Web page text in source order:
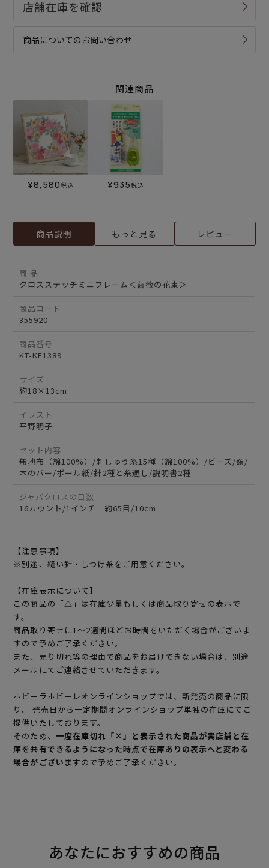
商品についてのお問い合わせ
関連商品
¥8,580税込 ¥935税込
商品説明 もっと見る レビュー
商 品
クロスステッチミニフレーム＜薔薇の花束＞
商品コード
355920
商品番号
KT-KF1389
サイズ
約18×13cm
イラスト
平野明子
セット内容
無地布（綿100%）/刺しゅう糸15種（綿100%）/ビーズ/額/
木のバー/ボール紙/針2種と糸通し/説明書2種
ジャバクロスの目数
16カウント/1インチ 約65目/10cm
【注意事項】
※別途、縫い針・しつけ糸をご用意ください。
【在庫表示について】
この商品の「△」は在庫少量もしくは商品取り寄せの表示で
す。
商品取り寄せに1～2週間ほどお時間をいただく場合がございま
すので予めご了承ください。
また、売り切れ等の理由で商品をお届けできない場合は、別途
メールにてご連絡させていただきます。
ホビーラホビーレオンラインショップでは、新発売の商品に限
り、 発売日から一定期間オンラインショップ単独の在庫にてご
提供いたしております。
そのため、 一度在庫切れ「×」と表示された商品が実店舗と在
庫を共有できるようになった時点で在庫ありの表示へと変わる
場合がございますので予めご了承ください。
あなたにおすすめの商品